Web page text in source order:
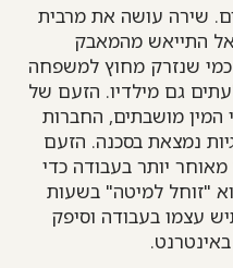
שירה עושה את מרבית
התייאש מהמאבק
שנזרק מחוץ למשפחה
גם מילדיו. הזעם של
המין מושבתים, החברות
נמצאת בסכנה. הזעם
יותר בעבודה כדי
"זוחל למיטה" בשעות
עצמו בעבודה וסיפק